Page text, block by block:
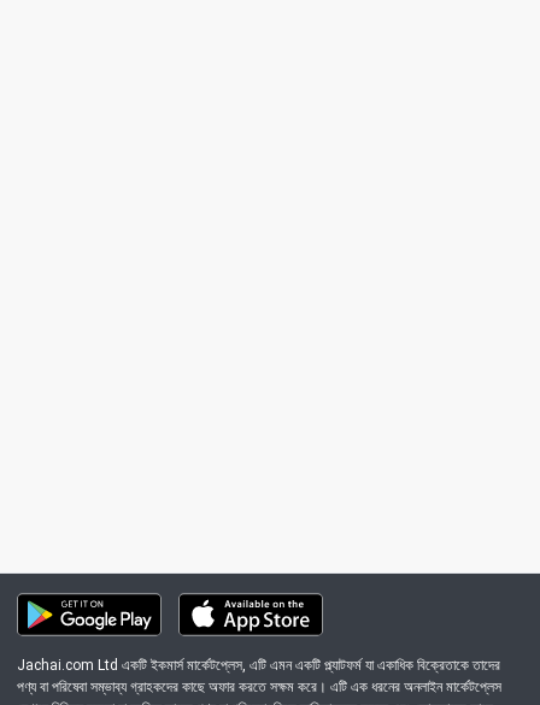
Jachai.com Ltd একটি ইকমার্স মার্কেটপ্লেস, এটি এমন একটি প্ল্যাটফর্ম যা একাধিক বিক্রেতাকে তাদের
পণ্য বা পরিষেবা সম্ভাব্য গ্রাহকদের কাছে অফার করতে সক্ষম করে। এটি এক ধরনের অনলাইন মার্কেটপ্লেস